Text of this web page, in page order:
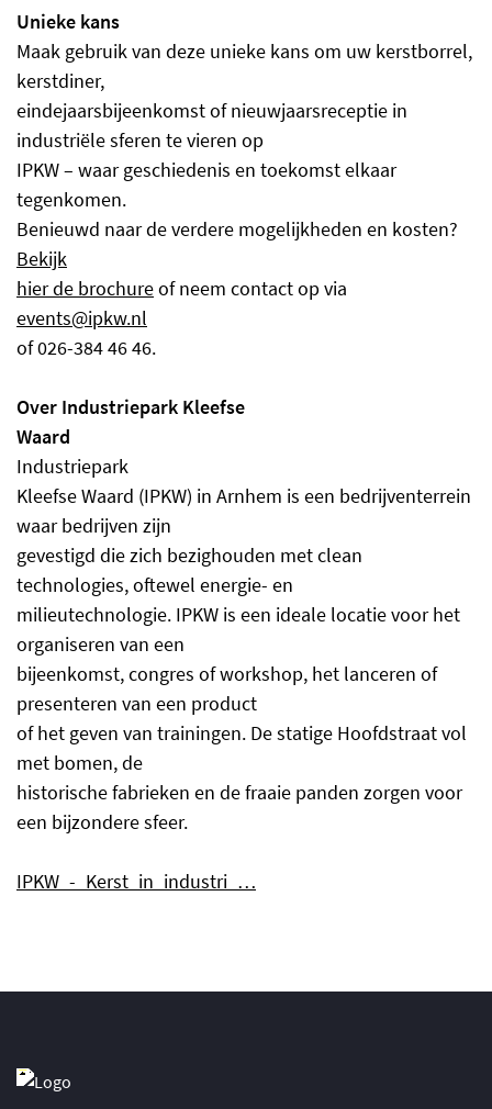
Unieke kans
Maak gebruik van deze unieke kans om uw kerstborrel,
kerstdiner,
eindejaarsbijeenkomst of nieuwjaarsreceptie in
industriële sferen te vieren op
IPKW – waar geschiedenis en toekomst elkaar
tegenkomen.
Benieuwd naar de verdere mogelijkheden en kosten?
Bekijk
hier de brochureof neem contact op via
events@ipkw.nl
of 026-384 46 46.
Over Industriepark Kleefse
Waard
Industriepark
Kleefse Waard (IPKW) in Arnhem is een bedrijventerrein
waar bedrijven zijn
gevestigd die zich bezighouden met clean
technologies, oftewel energie- en
milieutechnologie. IPKW is een ideale locatie voor het
organiseren van een
bijeenkomst, congres of workshop, het lanceren of
presenteren van een product
of het geven van trainingen. De statige Hoofdstraat vol
met bomen, de
historische fabrieken en de fraaie panden zorgen voor
een bijzondere sfeer.
IPKW_-_Kerst_in_industri_…